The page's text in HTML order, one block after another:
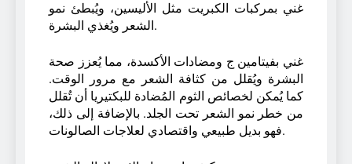
غني بمركبات الكبريت مثل الأليسين، ويُبطئ نمو
الشعر ويُغذي البشرة.
غني بفيتامين ج ومضادات الأكسدة، مما يُعزز صحة
البشرة ويُقلل من كثافة الشعر مع مرور الوقت.
كما يُمكن لخصائص الثوم المُضادة للبكتيريا أن تُقلل
من خطر نمو الشعر تحت الجلد. بالإضافة إلى ذلك،
فهو بديل طبيعي واقتصادي لعلاجات الصالونات.